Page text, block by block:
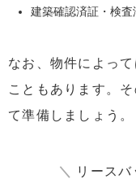
建築確認済証・検査
なお、物件によっ
こともあります。
て準備しましょう。
＼ リースバ